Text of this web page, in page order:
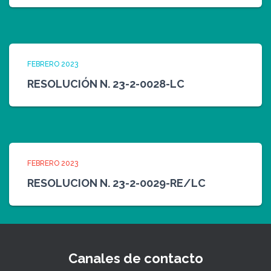
FEBRERO 2023
RESOLUCIÓN N. 23-2-0028-LC
FEBRERO 2023
RESOLUCION N. 23-2-0029-RE/LC
Canales de contacto